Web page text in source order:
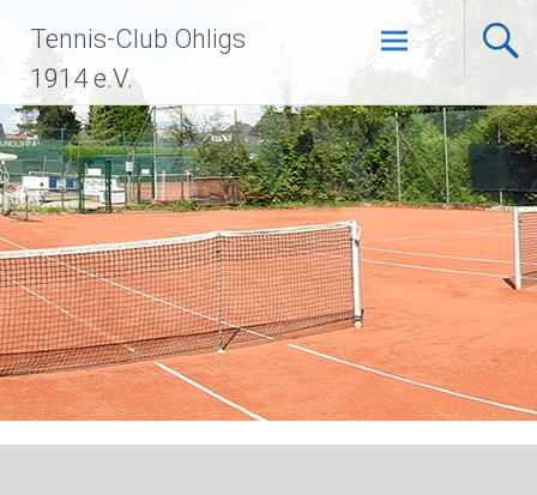
Inhalt
springen
Tennis-Club Ohligs
1914 e.V.